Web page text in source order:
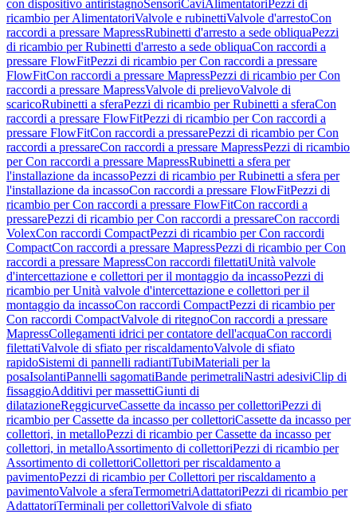
con dispositivo antiristagnoSensoriCaviAlimentatori Pezzi di
ricambio per AlimentatoriValvole e rubinettiValvole d'arrestoCon
raccordi a pressare MapressRubinetti d'arresto a sede obliquaPezzi
di ricambio per Rubinetti d'arresto a sede obliquaCon raccordi a
pressare FlowFitPezzi di ricambio per Con raccordi a pressare
FlowFitCon raccordi a pressare MapressPezzi di ricambio per Con
raccordi a pressare MapressValvole di prelievoValvole di
scaricoRubinetti a sferaPezzi di ricambio per Rubinetti a sferaCon
raccordi a pressare FlowFitPezzi di ricambio per Con raccordi a
pressare FlowFitCon raccordi a pressarePezzi di ricambio per Con
raccordi a pressareCon raccordi a pressare MapressPezzi di ricambio
per Con raccordi a pressare MapressRubinetti a sfera per
l'installazione da incassoPezzi di ricambio per Rubinetti a sfera per
l'installazione da incassoCon raccordi a pressare FlowFitPezzi di
ricambio per Con raccordi a pressare FlowFitCon raccordi a
pressarePezzi di ricambio per Con raccordi a pressareCon raccordi
VolexCon raccordi CompactPezzi di ricambio per Con raccordi
CompactCon raccordi a pressare MapressPezzi di ricambio per Con
raccordi a pressare MapressCon raccordi filettatiUnità valvole
d'intercettazione e collettori per il montaggio da incassoPezzi di
ricambio per Unità valvole d'intercettazione e collettori per il
montaggio da incassoCon raccordi CompactPezzi di ricambio per
Con raccordi CompactValvole di ritegnoCon raccordi a pressare
MapressCollegamenti idrici per contatore dell'acquaCon raccordi
filettatiValvole di sfiato per riscaldamentoValvole di sfiato
rapidoSistemi di pannelli radiantiTubiMateriali per la
posaIsolantiPannelli sagomatiBande perimetraliNastri adesiviClip di
fissaggioAdditivi per massettiGiunti di
dilatazioneReggicurveCassette da incasso per collettoriPezzi di
ricambio per Cassette da incasso per collettoriCassette da incasso per
collettori, in metalloPezzi di ricambio per Cassette da incasso per
collettori, in metalloAssortimento di collettoriPezzi di ricambio per
Assortimento di collettoriCollettori per riscaldamento a
pavimentoPezzi di ricambio per Collettori per riscaldamento a
pavimentoValvole a sferaTermometriAdattatoriPezzi di ricambio per
AdattatoriTerminali per collettoriValvole di sfiato